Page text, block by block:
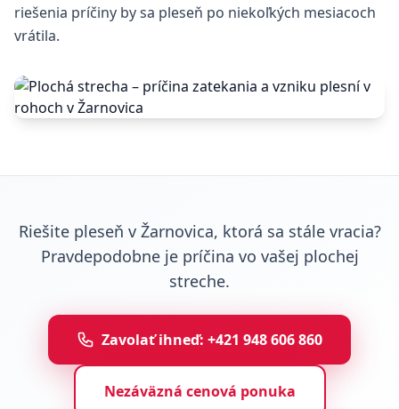
riešenia príčiny by sa pleseň po niekoľkých mesiacoch
vrátila.
Riešite pleseň v Žarnovica, ktorá sa stále vracia?
Pravdepodobne je príčina vo vašej plochej
streche.
Zavolať ihneď: +421 948 606 860
Nezáväzná cenová ponuka